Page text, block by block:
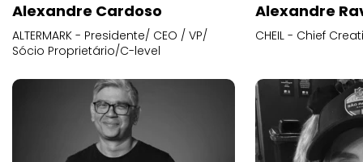
Alexandre Cardoso
ALTERMARK - Presidente/ CEO / VP/
Sócio Proprietário/C-level
Alexandre
CHEIL - Chief